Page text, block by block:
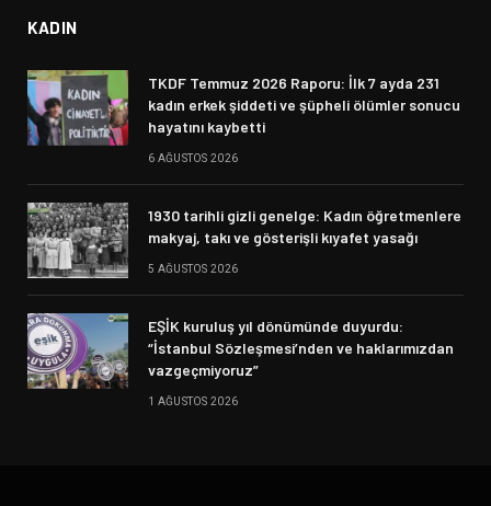
KADIN
TKDF Temmuz 2026 Raporu: İlk 7 ayda 231
kadın erkek şiddeti ve şüpheli ölümler sonucu
hayatını kaybetti
6 AĞUSTOS 2026
1930 tarihli gizli genelge: Kadın öğretmenlere
makyaj, takı ve gösterişli kıyafet yasağı
5 AĞUSTOS 2026
EŞİK kuruluş yıl dönümünde duyurdu:
“İstanbul Sözleşmesi’nden ve haklarımızdan
vazgeçmiyoruz”
1 AĞUSTOS 2026